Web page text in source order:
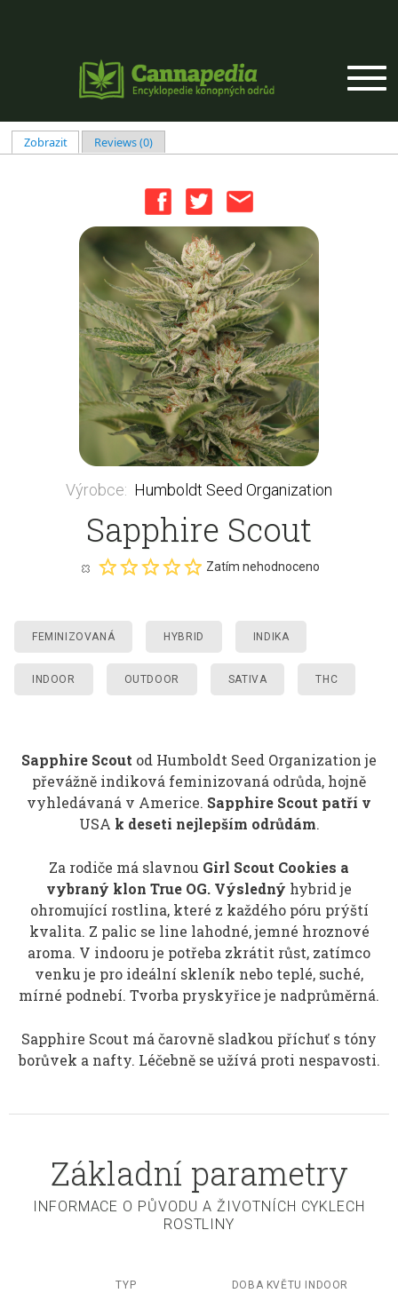
Hlavní záložky
Zobrazit(aktivní záložka)
Reviews (0)
Výrobce: Humboldt Seed Organization
Sapphire Scout
Zatím nehodnoceno
FEMINIZOVANÁ HYBRID INDIKA
INDOOR OUTDOOR SATIVA THC
Sapphire Scout od Humboldt Seed Organization je
převážně indiková feminizovaná odrůda, hojně
vyhledávaná v Americe. Sapphire Scout patří v
USA k deseti nejlepším odrůdám.
Za rodiče má slavnou Girl Scout Cookies a
vybraný klon True OG. Výsledný hybrid je
ohromující rostlina, které z každého póru prýští
kvalita. Z palic se line lahodné, jemné hroznové
aroma. V indooru je potřeba zkrátit růst, zatímco
venku je pro ideální skleník nebo teplé, suché,
mírné podnebí. Tvorba pryskyřice je nadprůměrná.
Sapphire Scout má čarovně sladkou příchuť s tóny
borůvek a nafty. Léčebně se užívá proti nespavosti.
Základní parametry
INFORMACE O PŮVODU A ŽIVOTNÍCH CYKLECH
ROSTLINY
TYP DOBA KVĚTU INDOOR